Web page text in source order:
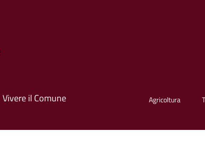
Vivere il Comune Agricoltura